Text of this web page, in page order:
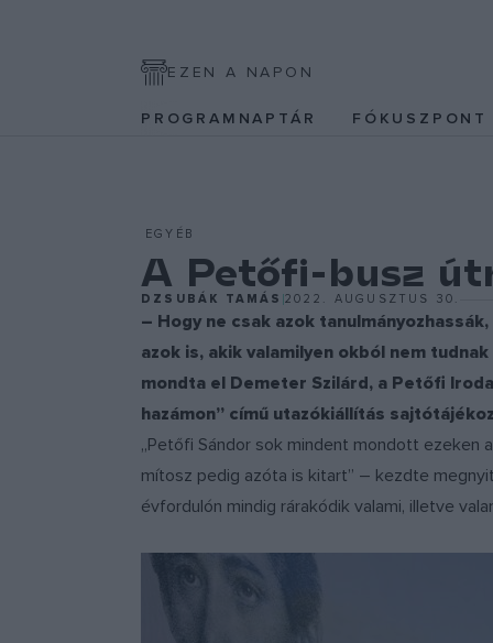
EZEN A NAPON
PROGRAMNAPTÁR FÓKUSZPONT
EGYÉB
A Petőfi-busz
DZSUBÁK TAMÁS 2022. AUGUSZTUS 30.
– Hogy ne csak azok
azok is, akik valamilyen okból nem
mondta el Demeter Szilárd, a Petőfi
hazámon” című utazókiállítás
„Petőfi Sándor sok mindent mondott ezeken
mítosz pedig azóta is kitart” – kezdte
évfordulón mindig rárakódik valami, illetve